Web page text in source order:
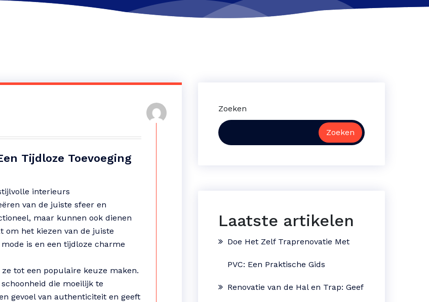
Tijdloze Toevoeging
interieurs
van de juiste sfeer en
maar kunnen ook dienen
om het kiezen van de juiste
is en een tijdloze charme
tot een populaire keuze maken.
die moeilijk te
gevoel van authenticiteit en geeft
Zoeken
Zoeken
Laatste artikelen
Doe Het Zelf Traprenovatie Met
PVC: Een Praktische Gids
Renovatie van de Hal en Trap: Geef